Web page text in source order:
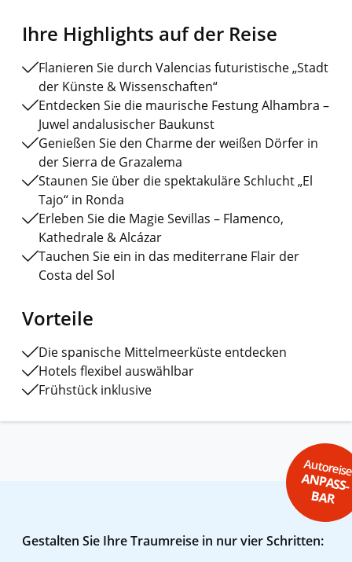
Ihre Highlights auf der Reise
Flanieren Sie durch Valencias futuristische „Stadt
der Künste & Wissenschaften“
Entdecken Sie die maurische Festung Alhambra –
Juwel andalusischer Baukunst
Genießen Sie den Charme der weißen Dörfer in
der Sierra de Grazalema
Staunen Sie über die spektakuläre Schlucht „El
Tajo“ in Ronda
Erleben Sie die Magie Sevillas – Flamenco,
Kathedrale & Alcázar
Tauchen Sie ein in das mediterrane Flair der
Costa del Sol
Vorteile
Die spanische Mittelmeerküste entdecken
Hotels flexibel auswählbar
Frühstück inklusive
ANPASS-
BAR
Gestalten Sie Ihre Traumreise in nur vier Schritten: